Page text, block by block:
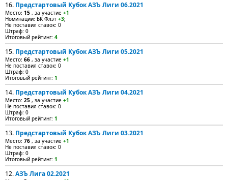
16. Предстартовый Кубок АЗЪ Лиги 06.2021
Место: 15 , за участие +1
Номинации: БК Флэт +3;
Не поставил ставок: 0
Штраф: 0
Итоговый рейтинг: 4
15. Предстартовый Кубок АЗЪ Лиги 05.2021
Место: 66 , за участие +1
Не поставил ставок: 0
Штраф: 0
Итоговый рейтинг: 1
14. Предстартовый Кубок АЗЪ Лиги 04.2021
Место: 25 , за участие +1
Не поставил ставок: 0
Штраф: 0
Итоговый рейтинг: 1
13. Предстартовый Кубок АЗЪ Лиги 03.2021
Место: 76 , за участие +1
Не поставил ставок: 0
Штраф: 0
Итоговый рейтинг: 1
12.АЗЪ Лига 02.2021